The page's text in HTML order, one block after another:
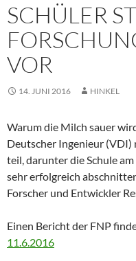
SCHÜLER
VOR
14. JUNI 2016 HINKEL
Warum die Milch sauer
Deutscher Ingenieur (VDI)
teil, darunter die Schule
sehr erfolgreich
Forscher und Entwickler
Einen Bericht der FNP
11.6.2016